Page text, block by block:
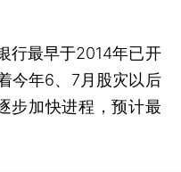
最早于2014年已开
今年6、7月股灾以后
步加快进程，预计最